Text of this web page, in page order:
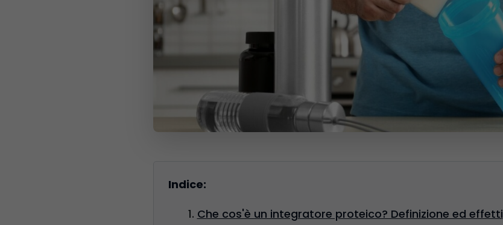
Indice:
Che cos'è un integratore proteico? Definizione ed effetti